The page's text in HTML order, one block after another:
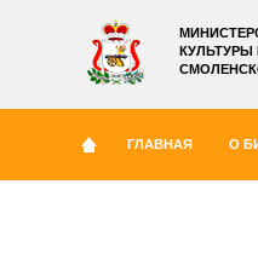
КУЛЬТУРЫ
ГЛАВНАЯ О